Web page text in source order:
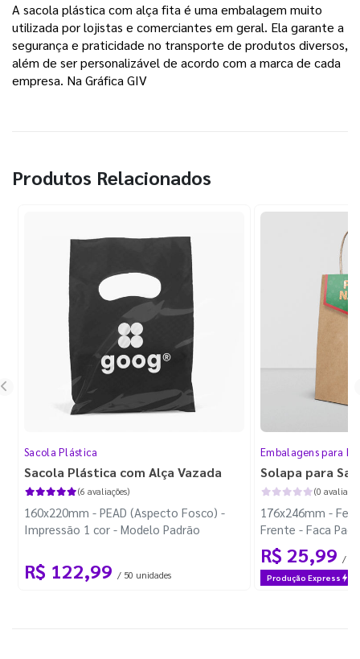
A sacola plástica com alça fita é uma embalagem muito
utilizada por lojistas e comerciantes em geral. Ela garante a
segurança e praticidade no transporte de produtos diversos,
além de ser personalizável de acordo com a marca de cada
empresa. Na Gráfica GIV
Produtos Relacionados
Sacola Plástica
Sacola Plástica com Alça Vazada
(6 avaliações)
160x220mm - PEAD (Aspecto Fosco) -
Impressão 1 cor - Modelo Padrão
R$ 122,99 / 50 unidades
Embalagens para
Solapa para
(0
176x246mm -
Frente - Faca
R$ 25,99 / 30
Produção Express